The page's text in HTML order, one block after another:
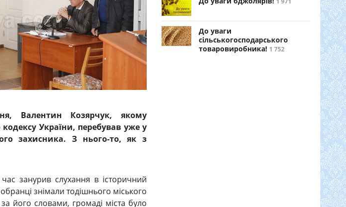
Валентин Козярчук, якому
України, перебував уже у
захисника. З нього-то, як з
занурив слухання в історичний
знімали тодішнього міського
його словами, громаді міста було
До уваги
сільськогосподарського
товаровиробника! 1 752